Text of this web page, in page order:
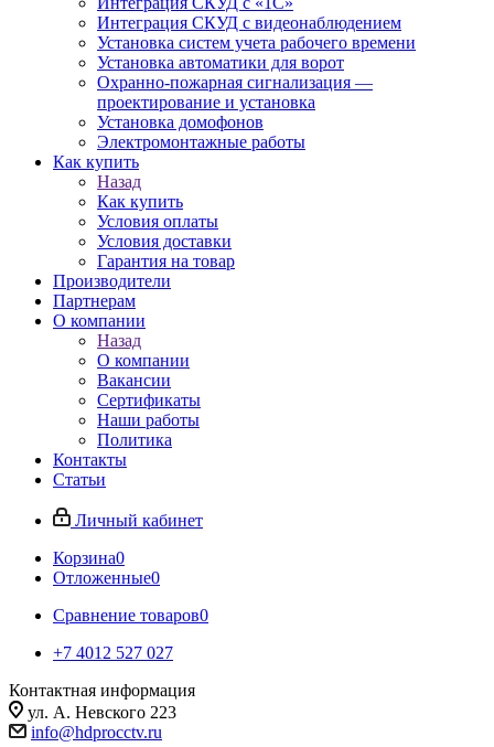
Интеграция СКУД с видеонаблюдением
Установка систем учета рабочего времени
Установка автоматики для ворот
Охранно-пожарная сигнализация —
проектирование и установка
Установка домофонов
Электромонтажные работы
Как купить
Назад
Как купить
Условия оплаты
Условия доставки
Гарантия на товар
Производители
Партнерам
О компании
Назад
О компании
Вакансии
Сертификаты
Наши работы
Политика
Контакты
Статьи
Личный кабинет
Корзина0
Отложенные0
Сравнение товаров0
+7 4012 527 027
Контактная информация
ул. А. Невского 223
info@hdprocctv.ru